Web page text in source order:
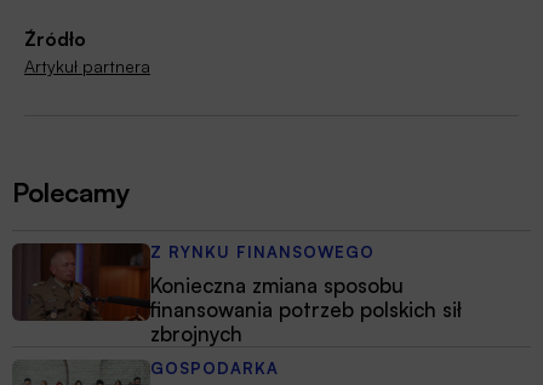
Źródło
Artykuł partnera
Polecamy
Z RYNKU FINANSOWEGO
Konieczna zmiana sposobu
finansowania potrzeb polskich sił
zbrojnych
GOSPODARKA